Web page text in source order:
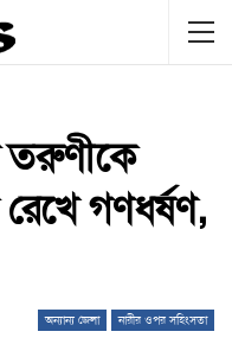
তরুণীকে
গণধর্ষণ,
অন্যান্য জেলা নারীর ওপর সহিংসতা